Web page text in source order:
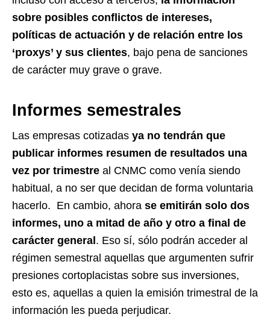
sobre posibles conflictos de intereses,
políticas de actuación y de relación entre los
‘proxys’ y sus clientes, bajo pena de sanciones
de carácter muy grave o grave.
Informes semestrales
Las empresas cotizadas ya no tendrán que
publicar informes resumen de resultados una
vez por trimestre al CNMC como venía siendo
habitual, a no ser que decidan de forma voluntaria
hacerlo. En cambio, ahora se emitirán solo dos
informes, uno a mitad de año y otro a final de
carácter general . Eso sí, sólo podrán acceder al
régimen semestral aquellas que argumenten sufrir
presiones cortoplacistas sobre sus inversiones,
esto es, aquellas a quien la emisión trimestral de la
información les pueda perjudicar.